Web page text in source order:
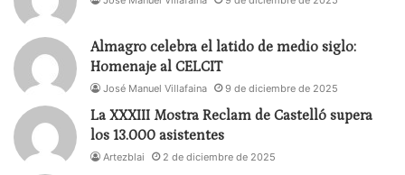
octubre, llega el monólogo ‘Cachorro de León (Casi
todo sobre mi padre)’ (México), de Conchi León.
Almagro celebra el latido de medio siglo:
Homenaje al CELCIT
José Manuel Villafaina 9 de diciembre de 2025
La XXXIII Mostra Reclam de Castelló supera
los 13.000 asistentes
Artezblai 2 de diciembre de 2025